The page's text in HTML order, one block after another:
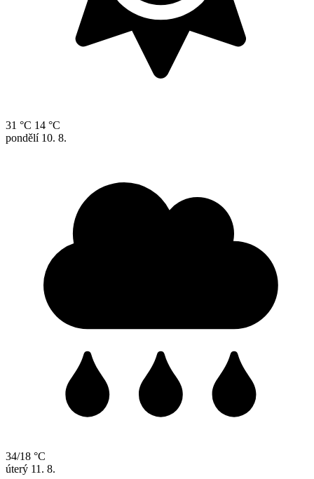
31 °C 14 °C
pondělí 10. 8.
34/18 °C
úterý 11. 8.